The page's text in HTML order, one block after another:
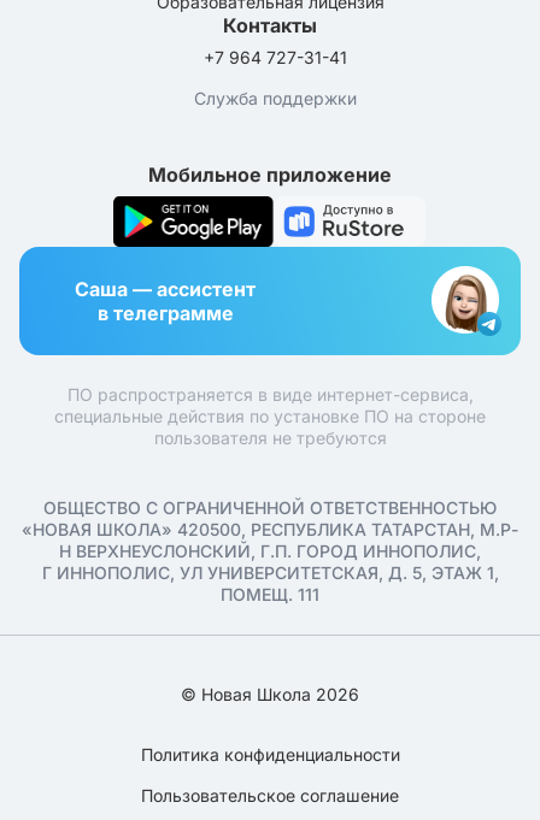
Контакты
+7 964 727-31-41
Служба поддержки
Мобильное приложение
Саша — ассистент
в телеграмме
ПО распространяется в виде интернет-сервиса,
специальные действия по установке ПО на стороне
пользователя не требуются
ОБЩЕСТВО С ОГРАНИЧЕННОЙ ОТВЕТСТВЕННОСТЬЮ
«НОВАЯ ШКОЛА» 420500, РЕСПУБЛИКА ТАТАРСТАН, М.Р-
Н ВЕРХНЕУСЛОНСКИЙ, Г.П. ГОРОД ИННОПОЛИС,
Г ИННОПОЛИС, УЛ УНИВЕРСИТЕТСКАЯ, Д. 5, ЭТАЖ 1,
ПОМЕЩ. 111
© Новая Школа 2026
Политика конфиденциальности
Пользовательское соглашение